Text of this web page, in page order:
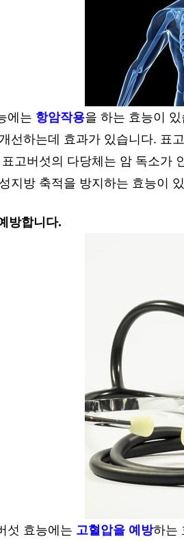
에는 항암작용을 하는 효능이
선하는데 효과가 있습니다. 표
고버섯의 다당체는 암 독소가
지방 축적을 방지하는 효능이
방합니다.
섯 효능에는 고혈압을 예방하는